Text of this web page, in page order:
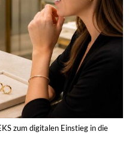
zum digitalen Einstieg in die